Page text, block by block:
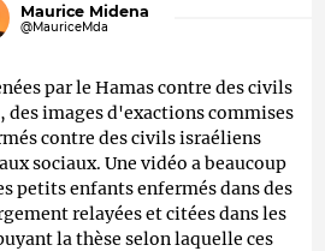
Maurice Midena
@MauriceMda
par le Hamas contre des civils
des images d'exactions commises
contre des civils israéliens
sociaux. Une vidéo a beaucoup
petits enfants enfermés dans des
relayées et citées dans les
la thèse selon laquelle ces